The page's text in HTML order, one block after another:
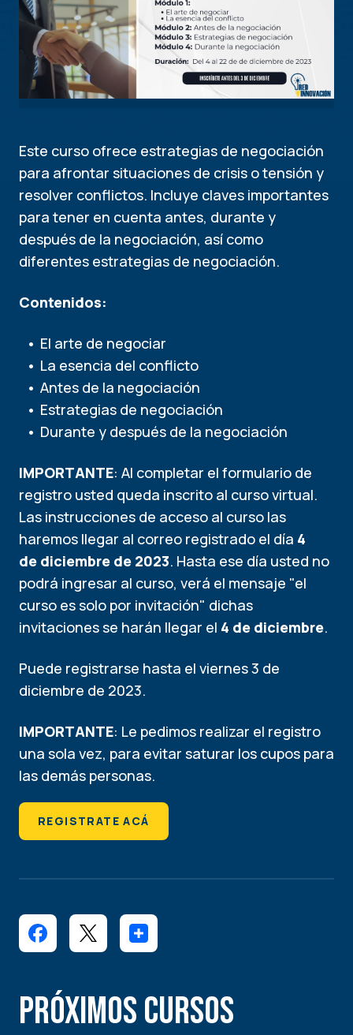
Este curso ofrece estrategias de negociación
para afrontar situaciones de crisis o tensión y
resolver conflictos. Incluye claves importantes
para tener en cuenta antes, durante y
después de la negociación, así como
diferentes estrategias de negociación.
Contenidos:
El arte de negociar
La esencia del conflicto
Antes de la negociación
Estrategias de negociación
Durante y después de la negociación
IMPORTANTE: Al completar el formulario de
registro usted queda inscrito al curso virtual.
Las instrucciones de acceso al curso las
haremos llegar al correo registrado el día 4
de diciembre de 2023. Hasta ese día usted no
podrá ingresar al curso, verá el mensaje "el
curso es solo por invitación" dichas
invitaciones se harán llegar el 4 de diciembre.
Puede registrarse hasta el viernes 3 de
diciembre de 2023.
IMPORTANTE: Le pedimos realizar el registro
una sola vez, para evitar saturar los cupos para
las demás personas.
REGISTRATE ACÁ
Próximos Cursos